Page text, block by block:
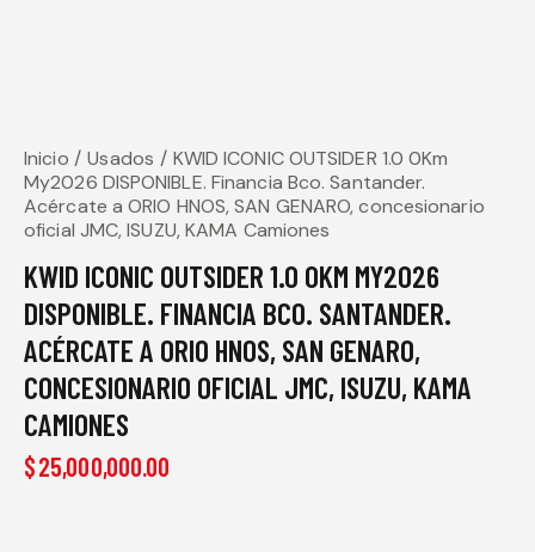
Inicio Usados
KWID ICONIC OUTSIDER 1.0 0Km
My2026 DISPONIBLE. Financia Bco. Santander.
Acércate a ORIO HNOS, SAN GENARO, concesionario
oficial JMC, ISUZU, KAMA Camiones
KWID ICONIC OUTSIDER 1.0 0KM MY2026
DISPONIBLE. FINANCIA BCO. SANTANDER.
ACÉRCATE A ORIO HNOS, SAN GENARO,
CONCESIONARIO OFICIAL JMC, ISUZU, KAMA
CAMIONES
$25,000,000.00